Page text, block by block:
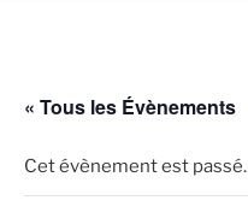
« Tous les Évènements
Cet évènement est passé.